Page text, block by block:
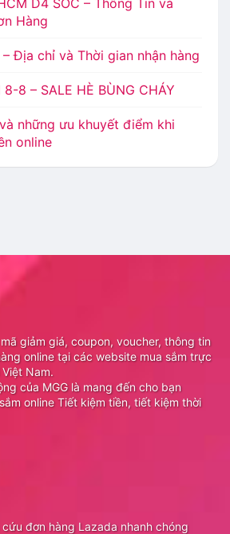
D4 SOC – Thông Tin và
Hàng
– Địa chỉ và Thời gian nhận hàng
8-8 – SALE HÈ BÙNG CHÁY
những ưu khuyết điểm khi
online
giảm giá, coupon, voucher, thông tin
online tại các website mua sắm trực
Nam.
của MGG là mang đến cho bạn
online Tiết kiệm tiền, tiết kiệm thời
đơn hàng Lazada nhanh chóng